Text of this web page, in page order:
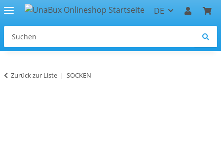
DE
Zurück zur Liste SOCKEN